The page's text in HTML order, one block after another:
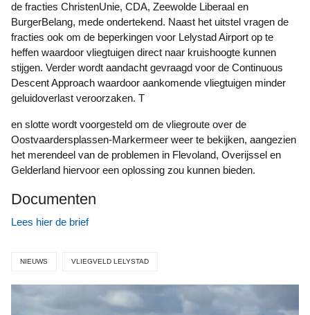
de fracties ChristenUnie, CDA, Zeewolde Liberaal en
BurgerBelang, mede ondertekend. Naast het uitstel vragen de
fracties ook om de beperkingen voor Lelystad Airport op te
heffen waardoor vliegtuigen direct naar kruishoogte kunnen
stijgen. Verder wordt aandacht gevraagd voor de Continuous
Descent Approach waardoor aankomende vliegtuigen minder
geluidoverlast veroorzaken. T
en slotte wordt voorgesteld om de vliegroute over de
Oostvaardersplassen-Markermeer weer te bekijken, aangezien
het merendeel van de problemen in Flevoland, Overijssel en
Gelderland hiervoor een oplossing zou kunnen bieden.
Documenten
Lees hier de brief
NIEUWS VLIEGVELD LELYSTAD